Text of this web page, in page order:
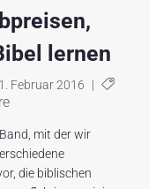
lernen
1. Februar 2016 |
mit der wir
die biblischen